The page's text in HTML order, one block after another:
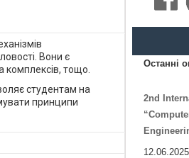
Вони є
тощо.
студентам на
принципи
Останні
2nd
12.06.2025